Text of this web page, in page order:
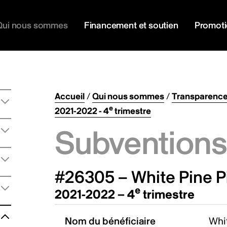
nous sommes Financement et soutien
Accueil/Qui nous sommes/
2021-2022 - 4etrimestre
#26305 – White Pine
2021-2022 – 4e trimestre
Nom du bénéficiaire